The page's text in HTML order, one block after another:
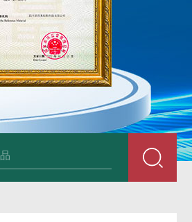
34860-4L-Rsigma 甲醇 67-